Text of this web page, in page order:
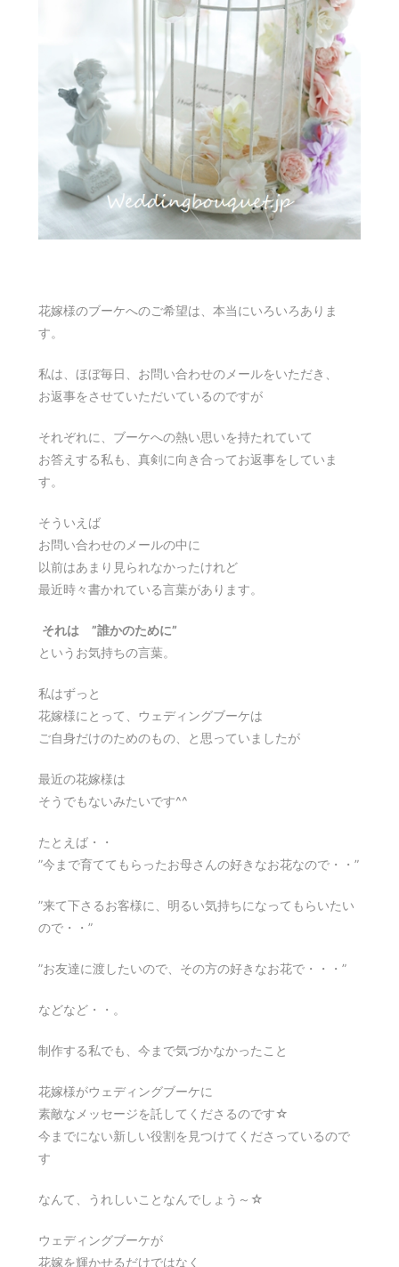
花嫁様のブーケへのご希望は、本当にいろいろありま
す。
私は、ほぼ毎日、お問い合わせのメールをいただき、
お返事をさせていただいているのですが
それぞれに、ブーケへの熱い思いを持たれていて
お答えする私も、真剣に向き合ってお返事をしていま
す。
そういえば
お問い合わせのメールの中に
以前はあまり見られなかったけれど
最近時々書かれている言葉があります。
それは ”誰かのために”
というお気持ちの言葉。
私はずっと
花嫁様にとって、ウェディングブーケは
ご自身だけのためのもの、と思っていましたが
最近の花嫁様は
そうでもないみたいです^^
たとえば・・
”今まで育ててもらったお母さんの好きなお花なので・・”
”来て下さるお客様に、明るい気持ちになってもらいたい
ので・・”
”お友達に渡したいので、その方の好きなお花で・・・”
などなど・・。
制作する私でも、今まで気づかなかったこと
花嫁様がウェディングブーケに
素敵なメッセージを託してくださるのです☆
今までにない新しい役割を見つけてくださっているので
す
なんて、うれしいことなんでしょう～☆
ウェディングブーケが
花嫁を輝かせるだけではなく